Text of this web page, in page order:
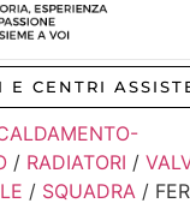
E CENTRI
/ RADIATORI /
/ SQUADRA /